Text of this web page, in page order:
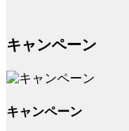
キャンペーン
キャンペーン